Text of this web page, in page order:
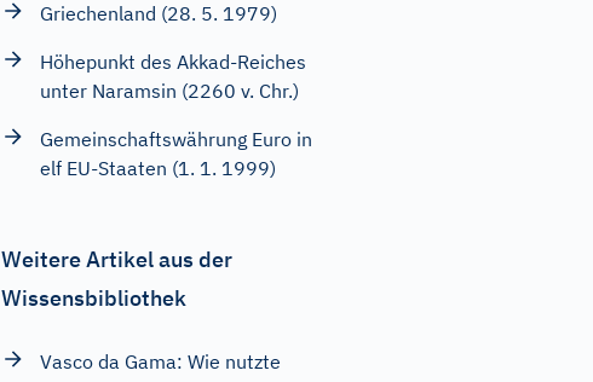
Griechenland (28. 5. 1979)
Höhepunkt des Akkad-Reiches
unter Naramsin (2260 v. Chr.)
Gemeinschaftswährung Euro in
elf EU-Staaten (1. 1. 1999)
Weitere Artikel aus der
Wissensbibliothek
Vasco da Gama: Wie nutzte